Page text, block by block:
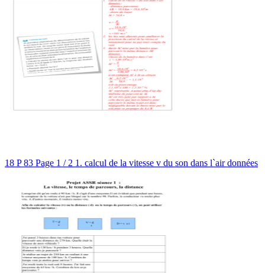
18 P 83 Page 1 / 2 1. calcul de la vitesse v du son dans l`air données